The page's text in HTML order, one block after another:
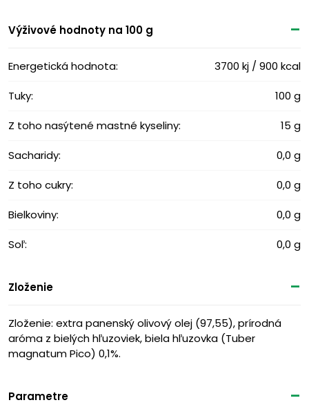
Výživové ​​hodnoty na 100 g
Energetická hodnota: 3700 kj / 900 kcal
Tuky: 100 g
Z toho nasýtené mastné kyseliny: 15 g
Sacharidy: 0,0 g
Z toho cukry: 0,0 g
Bielkoviny: 0,0 g
Soľ: 0,0 g
Zloženie
Zloženie: extra panenský olivový olej (97,55), prírodná
aróma z bielých hľuzoviek, biela hľuzovka (Tuber
magnatum Pico) 0,1%.
Parametre